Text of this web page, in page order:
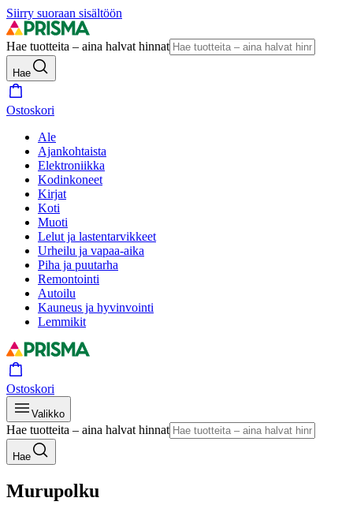
Siirry suoraan sisältöön
Hae tuotteita – aina halvat hinnat
Hae
Ostoskori
Ale
Ajankohtaista
Elektroniikka
Kodinkoneet
Kirjat
Koti
Muoti
Lelut ja lastentarvikkeet
Urheilu ja vapaa-aika
Piha ja puutarha
Remontointi
Autoilu
Kauneus ja hyvinvointi
Lemmikit
Ostoskori
Valikko
Hae tuotteita – aina halvat hinnat
Hae
Murupolku